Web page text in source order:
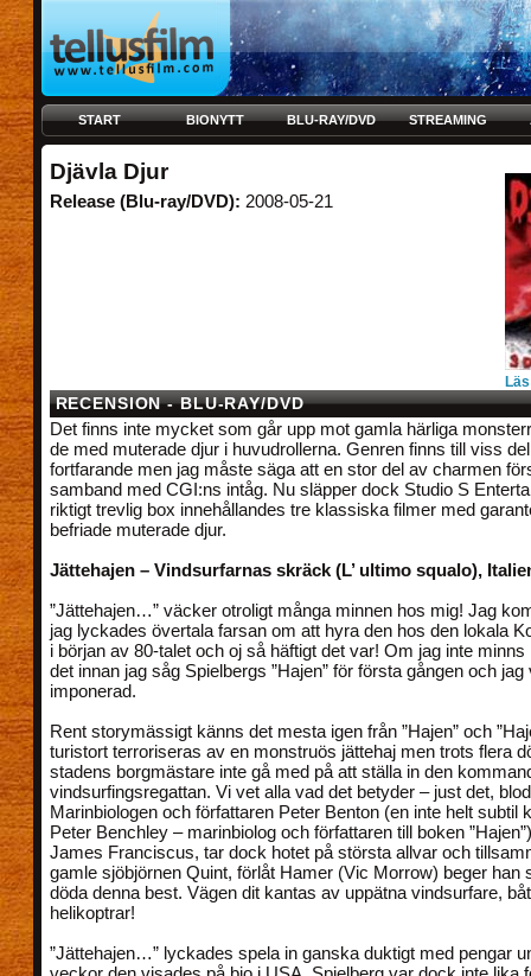
START BIONYTT BLU-RAY/DVD STREAMING
Djävla Djur
Release (Blu-ray/DVD): 2008-05-21
RECENSION - BLU-RAY/DVD
Det finns inte mycket som går upp mot gamla härliga
de med muterade djur i huvudrollerna. Genren finns till viss
fortfarande men jag måste säga att en stor del av charmen
samband med CGI:ns intåg. Nu släpper dock Studio S
riktigt trevlig box innehållandes tre klassiska filmer med
befriade muterade djur.
Jättehajen – Vindsurfarnas skräck (L’ ultimo squalo),
”Jättehajen…” väcker otroligt många minnen hos mig! Jag
jag lyckades övertala farsan om att hyra den hos den lokala
i början av 80-talet och oj så häftigt det var! Om jag inte minns
det innan jag såg Spielbergs ”Hajen” för första gången och jag
imponerad.
Rent storymässigt känns det mesta igen från ”Hajen” och
turistort terroriseras av en monstruös jättehaj men trots flera
stadens borgmästare inte gå med på att ställa in den
vindsurfingsregattan. Vi vet alla vad det betyder – just det,
Marinbiologen och författaren Peter Benton (en inte helt subtil
Peter Benchley – marinbiolog och författaren till boken
James Franciscus, tar dock hotet på största allvar och
gamle sjöbjörnen Quint, förlåt Hamer (Vic Morrow) beger han
döda denna best. Vägen dit kantas av uppätna vindsurfare,
helikoptrar!
”Jättehajen…” lyckades spela in ganska duktigt med pengar